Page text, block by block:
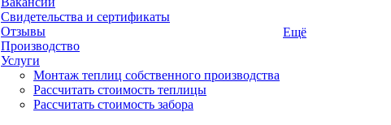
Свидетельства и сертификаты
Отзывы
Производство
Услуги
Монтаж теплиц собственного производства
Рассчитать стоимость теплицы
Рассчитать стоимость забора
Ещё